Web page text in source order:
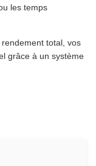
les temps
total, vos
grâce à un système